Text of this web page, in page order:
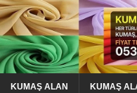
KUMAŞ ALAN KUMAŞ